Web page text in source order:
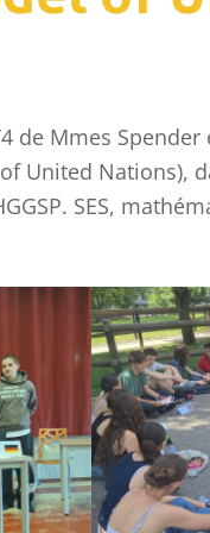
de Mmes
United Nations),
SES,